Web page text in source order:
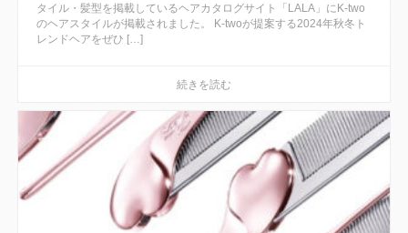
タイル・髪型を掲載しているヘアカタログサイト「LALA」にK-two
のヘアスタイルが掲載されました。 K-twoが提案する2024年秋冬ト
レンドヘアをぜひ […]